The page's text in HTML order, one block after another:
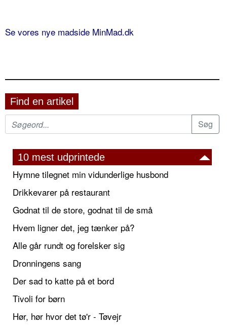
Se vores nye madside MinMad.dk
Find en artikel
10 mest udprintede
Hymne tilegnet min vidunderlige husbond
Drikkevarer på restaurant
Godnat til de store, godnat til de små
Hvem ligner det, jeg tænker på?
Alle går rundt og forelsker sig
Dronningens sang
Der sad to katte på et bord
Tivoli for børn
Hør, hør hvor det tø'r - Tøvejr